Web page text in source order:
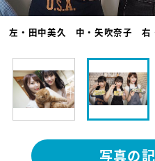
左・田中美久 中・矢吹奈子 右
写真の